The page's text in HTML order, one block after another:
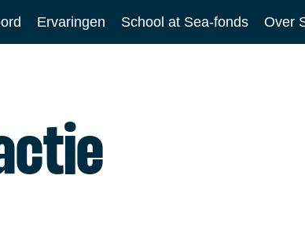
Ervaringen School at Sea-fonds Over